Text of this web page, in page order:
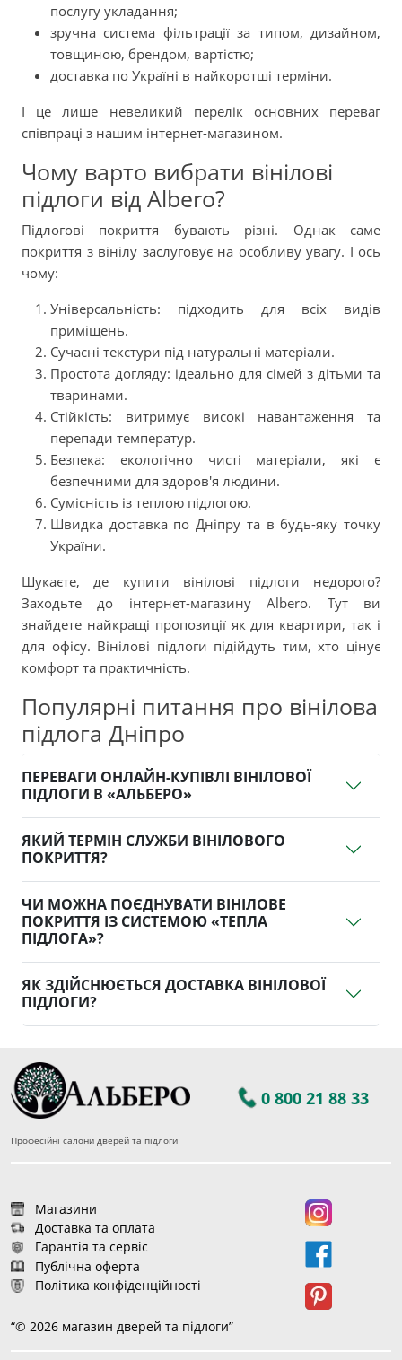
послугу укладання;
зручна система фільтрації за типом, дизайном,
товщиною, брендом, вартістю;
доставка по Україні в найкоротші терміни.
І це лише невеликий перелік основних переваг
співпраці з нашим інтернет-магазином.
Чому варто вибрати вінілові
підлоги від Albero?
Підлогові покриття бувають різні. Однак саме
покриття з вінілу заслуговує на особливу увагу. І ось
чому:
Універсальність: підходить для всіх видів
приміщень.
Сучасні текстури під натуральні матеріали.
Простота догляду: ідеально для сімей з дітьми та
тваринами.
Стійкість: витримує високі навантаження та
перепади температур.
Безпека: екологічно чисті матеріали, які є
безпечними для здоров'я людини.
Сумісність із теплою підлогою.
Швидка доставка по Дніпру та в будь-яку точку
України.
Шукаєте, де купити вінілові підлоги недорого?
Заходьте до інтернет-магазину Albero. Тут ви
знайдете найкращі пропозиції як для квартири, так і
для офісу. Вінілові підлоги підійдуть тим, хто цінує
комфорт та практичність.
Популярні питання про вінілова
підлога Дніпро
ПЕРЕВАГИ ОНЛАЙН-КУПІВЛІ ВІНІЛОВОЇ
ПІДЛОГИ В «АЛЬБЕРО»
ЯКИЙ ТЕРМІН СЛУЖБИ ВІНІЛОВОГО
ПОКРИТТЯ?
ЧИ МОЖНА ПОЄДНУВАТИ ВІНІЛОВЕ
ПОКРИТТЯ ІЗ СИСТЕМОЮ «ТЕПЛА
ПІДЛОГА»?
ЯК ЗДІЙСНЮЄТЬСЯ ДОСТАВКА ВІНІЛОВОЇ
ПІДЛОГИ?
0 800 21 88 33
Професійні салони дверей та підлоги
Магазини
Доставка та оплата
Гарантія та сервіс
Публічна оферта
Політика конфіденційності
“© 2026 магазин дверей та підлоги”